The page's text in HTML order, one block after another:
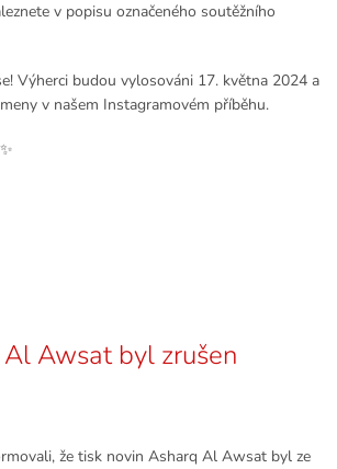
v popisu označeného soutěžního
Výherci budou vylosováni 17. května 2024 a
v našem Instagramovém příběhu.
Awsat byl zrušen
že tisk novin Asharq Al Awsat byl ze